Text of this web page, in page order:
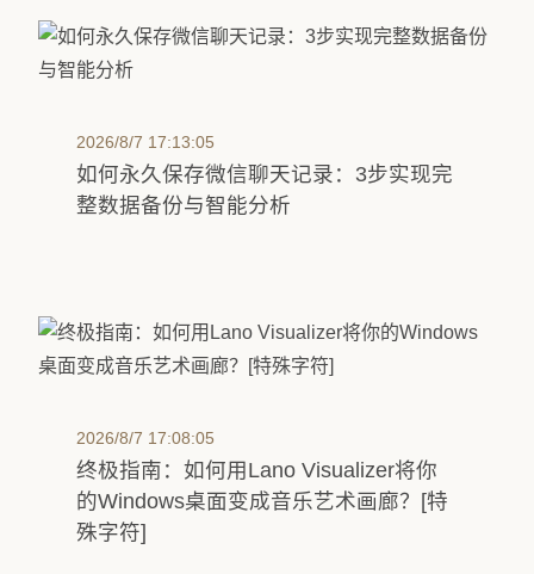
2026/8/7 17:13:05
如何永久保存微信聊天记录：3步实现完
整数据备份与智能分析
2026/8/7 17:08:05
终极指南：如何用Lano Visualizer将你
的Windows桌面变成音乐艺术画廊？[特
殊字符]